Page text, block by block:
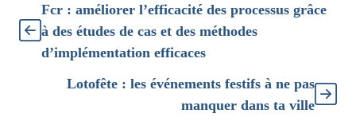
Fcr : améliorer l’efficacité des processus grâce
à des études de cas et des méthodes
d’implémentation efficaces
Lotofête : les événements festifs à ne pas
manquer dans ta ville